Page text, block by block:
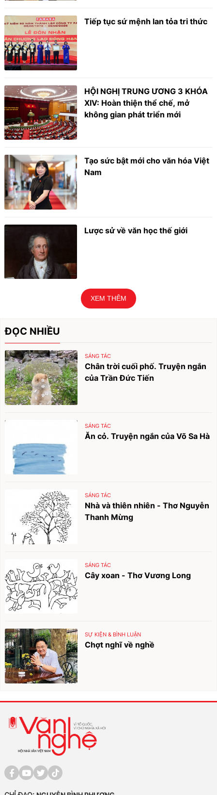
Tiếp tục sứ mệnh lan tỏa tri thức
HỘI NGHỊ TRUNG ƯƠNG 3 KHÓA
XIV: Hoàn thiện thể chế, mở
không gian phát triển mới
Tạo sức bật mới cho văn hóa Việt
Nam
Lược sử về văn học thế giới
XEM THÊM
ĐỌC NHIỀU
SÁNG TÁC
Chân trời cuối phố. Truyện ngắn
của Trần Đức Tiến
SÁNG TÁC
Ăn cỏ. Truyện ngắn của Võ Sa Hà
SÁNG TÁC
Nhà và thiên nhiên - Thơ Nguyễn
Thanh Mừng
SÁNG TÁC
Cây xoan - Thơ Vương Long
SỰ KIỆN & BÌNH LUẬN
Chợt nghĩ về nghề